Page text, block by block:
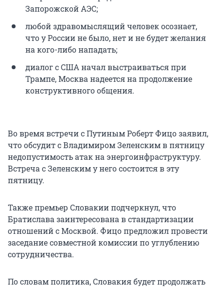
Запорожской АЭС;
любой здравомыслящий человек осознает,
что у России не было, нет и не будет желания
на кого-либо нападать;
диалог с США начал выстраиваться при
Трампе, Москва надеется на продолжение
конструктивного общения.
Во время встречи с Путиным Роберт Фицо заявил,
что обсудит с Владимиром Зеленским в пятницу
недопустимость атак на энергоинфраструктуру.
Встреча с Зеленским у него состоится в эту
пятницу.
Также премьер Словакии подчеркнул, что
Братислава заинтересована в стандартизации
отношений с Москвой. Фицо предложил провести
заседание совместной комиссии по углублению
сотрудничества.
По словам политика, Словакия будет продолжать